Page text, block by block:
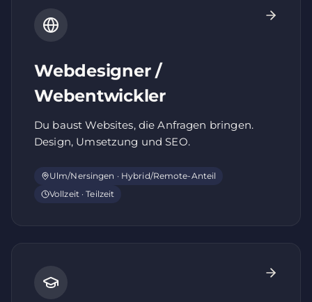
Webdesigner /
Webentwickler
Du baust Websites, die Anfragen bringen.
Design, Umsetzung und SEO.
Ulm/Nersingen · Hybrid/Remote-Anteil
Vollzeit · Teilzeit